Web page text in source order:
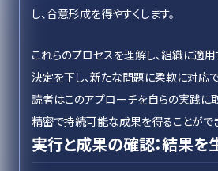
し、合意形成を得やすくします。
これらのプロセスを理解し、組織に適
決定を下し、新たな問題に柔軟に対応
読者はこのアプローチを自らの実践に
精密で持続可能な成果を得ることができ
実行と成果の確認：結果を